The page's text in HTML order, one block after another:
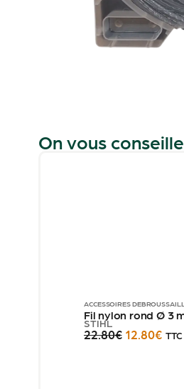
On vous
ACCESSOIRES
Fil nylon rond Ø 3
STIHL
22.80€ 12.80€ TTC